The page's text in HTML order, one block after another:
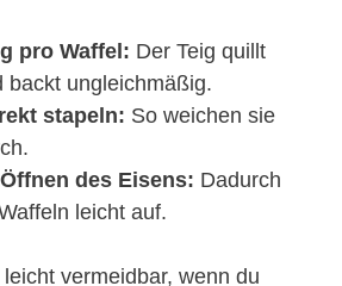
pro Waffel: Der Teig quillt
backt ungleichmäßig.
stapeln: So weichen sie
des Eisens: Dadurch
leicht auf.
vermeidbar, wenn du